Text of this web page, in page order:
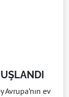
ev